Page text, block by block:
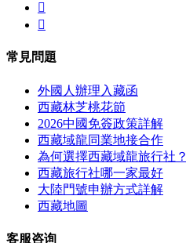


常見問題
外國人辦理入藏函
西藏林芝桃花節
2026中國免簽政策詳解
西藏域龍同業地接合作
為何選擇西藏域龍旅行社？
西藏旅行社哪一家最好
大陸門號申辦方式詳解
西藏地圖
客服咨询